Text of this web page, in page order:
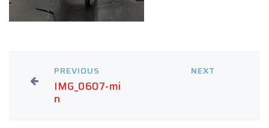
PREVIOUS
IMG_0607-mi
n
NEXT